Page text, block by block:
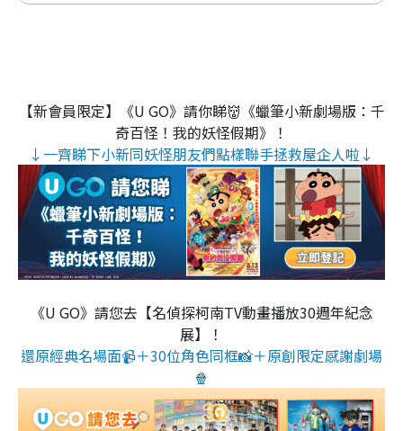
【新會員限定】《U GO》請你睇👹《蠟筆小新劇場版：千
奇百怪！我的妖怪假期》！
↓一齊睇下小新同妖怪朋友們點樣聯手拯救屋企人啦↓
《U GO》請您去【名偵探柯南TV動畫播放30週年紀念
展】！
還原經典名場面📹＋30位角色同框📸＋原創限定感謝劇場
🍿